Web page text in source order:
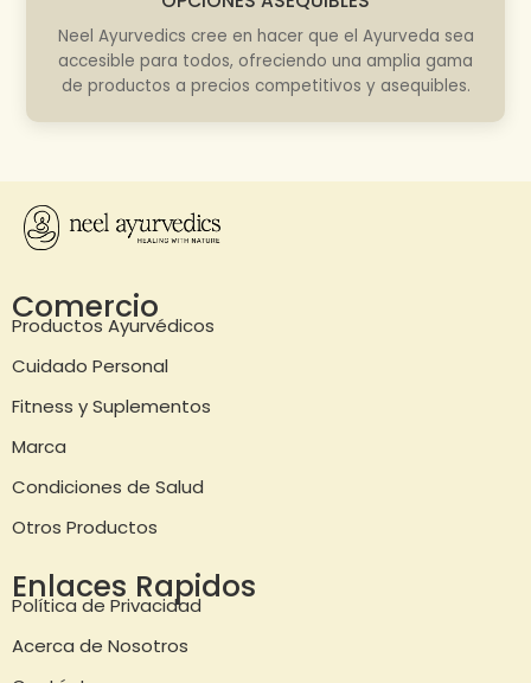
Neel Ayurvedics cree en hacer que el Ayurveda sea
accesible para todos, ofreciendo una amplia gama
de productos a precios competitivos y asequibles.
Comercio
Productos Ayurvédicos
Cuidado Personal
Fitness y Suplementos
Marca
Condiciones de Salud
Otros Productos
Enlaces Rapidos
Política de Privacidad
Acerca de Nosotros